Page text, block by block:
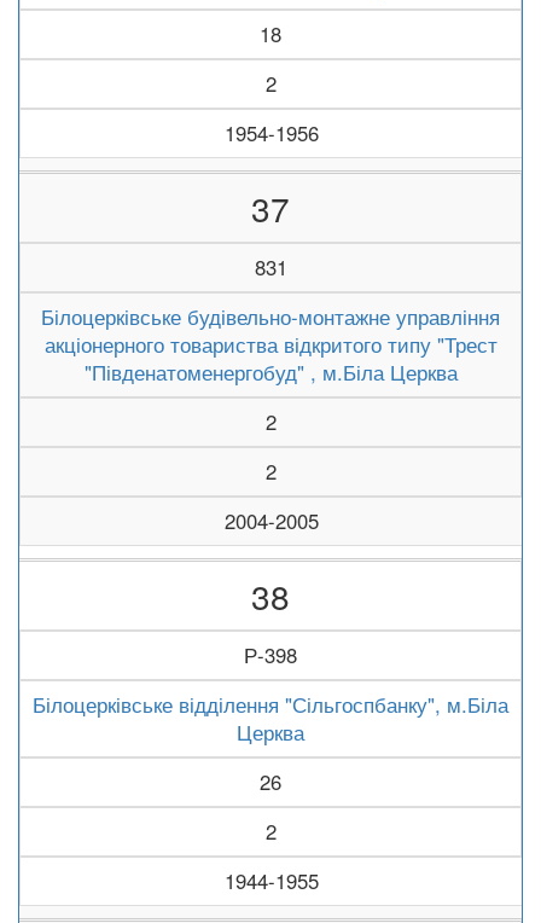
18
2
1954-1956
37
831
Білоцерківське будівельно-монтажне управління
акціонерного товариства відкритого типу "Трест
"Південатоменергобуд" , м.Біла Церква
2
2
2004-2005
38
Р-398
Білоцерківське відділення "Сільгоспбанку", м.Біла
Церква
26
2
1944-1955